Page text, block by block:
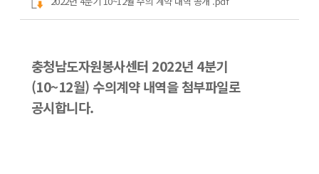
충청남도자원봉사센터 2022년 4분기
(10~12월) 수의계약 내역을 첨부파일로
공시합니다.